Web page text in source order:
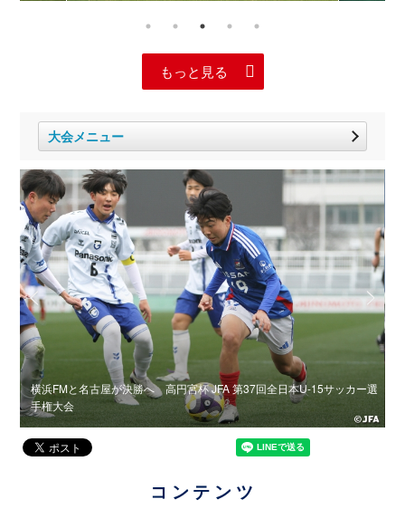
もっと見る
大会メニュー
横浜FMと名古屋が決勝へ 高円宮杯 JFA 第37回全日本U-15サッカー選
手権大会
コンテンツ